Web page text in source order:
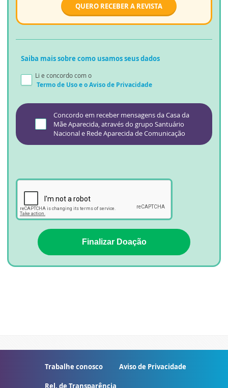
QUERO RECEBER A REVISTA
Saiba mais sobre como usamos seus dados
Li e concordo com o
Termo de Usoe oAviso de Privacidade
Concordo em receber mensagens da Casa da
Mãe Aparecida, através do grupo Santuário
Nacional e Rede Aparecida de Comunicação
Finalizar Doação
Trabalhe conosco Aviso de Privacidade
Rel. de Transparência